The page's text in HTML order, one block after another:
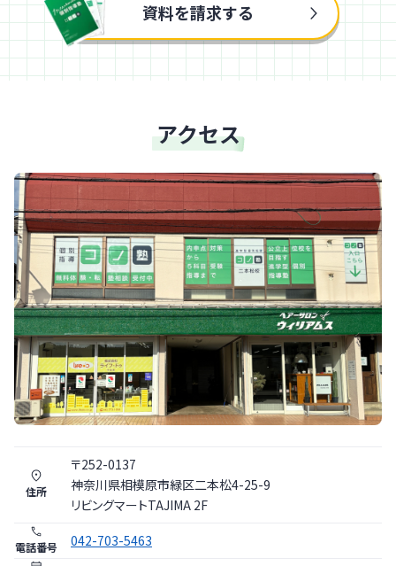
資料を請求する
アクセス
住所
〒252-0137
神奈川県相模原市緑区二本松4-25-9
リビングマートTAJIMA 2F
電話番号 042-703-5463